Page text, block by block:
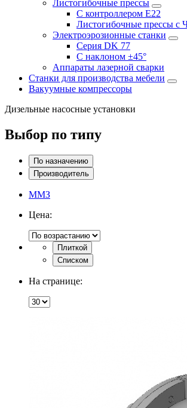
Листогибочные прессы
С контроллером E22
Листогибочные прессы с
Электроэрозионные станки
Серия DK 77
С наклоном ±45°
Аппараты лазерной сварки
Станки для производства мебели
Вакуумные компрессоры
Дизельные насосные установки
Выбор по типу
По назначению
Производитель
ММЗ
Цена:
Плиткой
Списком
На странице: